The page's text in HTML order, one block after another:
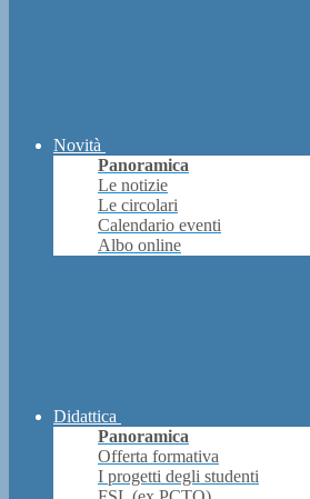
Novità
Panoramica
Le notizie
Le circolari
Calendario eventi
Albo online
Didattica
Panoramica
Offerta formativa
I progetti degli studenti